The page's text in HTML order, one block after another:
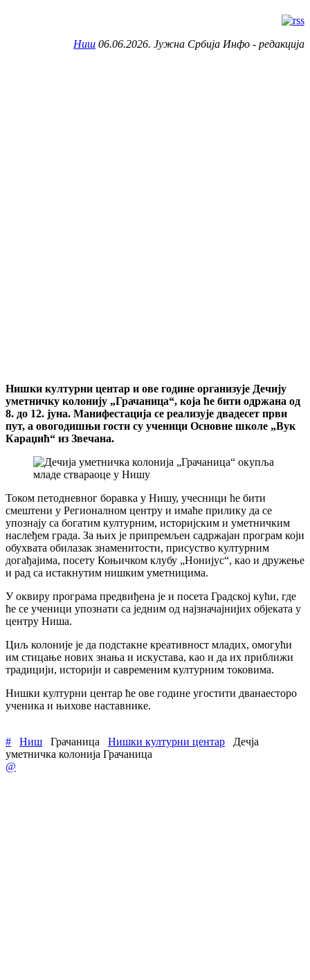
Ниш 06.06.2026. Јужна Србија Инфо - редакција
Нишки културни центар и ове године организује Дечију
уметничку колонију „Грачаница“, која ће бити одржана од
8. до 12. јуна. Манифестација се реализује двадесет први
пут, а овогодишњи гости су ученици Основне школе „Вук
Караџић“ из Звечана.
Током петодневног боравка у Нишу, учесници ће бити
смештени у Регионалном центру и имаће прилику да се
упознају са богатим културним, историјским и уметничким
наслеђем града. За њих је припремљен садржајан програм који
обухвата обилазак знаменитости, присуство културним
догађајима, посету Коњичком клубу „Нонијус“, као и дружење
и рад са истакнутим нишким уметницима.
У оквиру програма предвиђена је и посета Градској кући, где
ће се ученици упознати са једним од најзначајнијих објеката у
центру Ниша.
Циљ колоније је да подстакне креативност младих, омогући
им стицање нових знања и искустава, као и да их приближи
традицији, историји и савременим културним токовима.
Нишки културни центар ће ове године угостити дванаесторо
ученика и њихове наставнике.
# Ниш Грачаница Нишки културни центар
Дечја
уметничка колонија Грачаница
@